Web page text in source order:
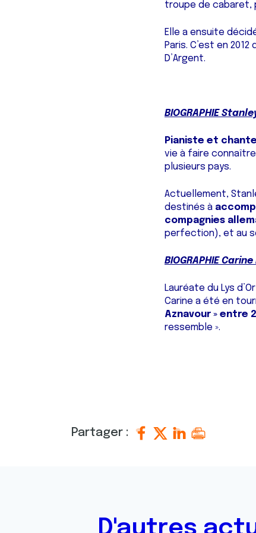
troupe de cabaret,
Elle a ensuite
Paris. C’est en
D’Argent.
BIOGRAPHIE
Pianiste et
vie à faire
plusieurs pays.
Actuellement,
destinés à
compagnies
perfection), et au
BIOGRAPHIE
Lauréate du Lys
Carine a été en
Aznavour » entre
ressemble ».
Partager :